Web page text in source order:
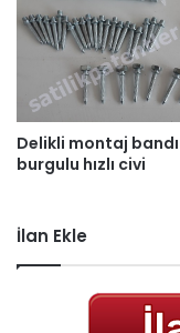
Delikli montaj bandı
burgulu hızlı civi
İlan Ekle